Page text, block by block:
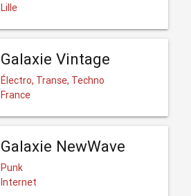
Lille
Galaxie Vintage
Électro, Transe, Techno
France
Galaxie NewWave
Punk
Internet